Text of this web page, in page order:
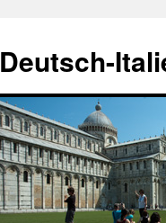
springen
Deutsch-